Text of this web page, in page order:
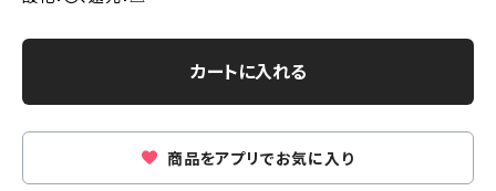
カートに入れる
商品をアプリでお気に入り